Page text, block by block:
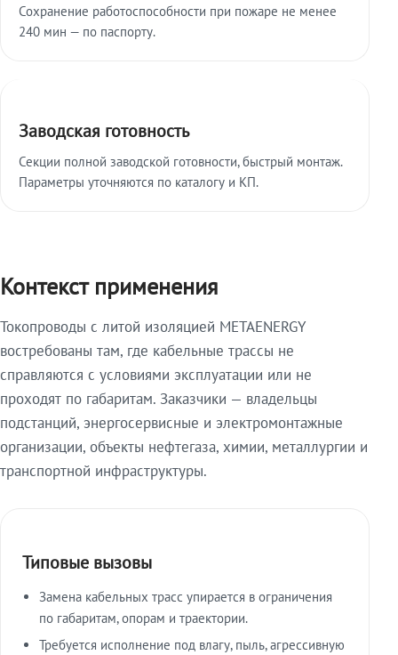
Сохранение работоспособности при пожаре не менее
240 мин — по паспорту.
Заводская готовность
Секции полной заводской готовности, быстрый монтаж.
Параметры уточняются по каталогу и КП.
Контекст применения
Токопроводы с литой изоляцией METAENERGY
востребованы там, где кабельные трассы не
справляются с условиями эксплуатации или не
проходят по габаритам. Заказчики — владельцы
подстанций, энергосервисные и электромонтажные
организации, объекты нефтегаза, химии, металлургии и
транспортной инфраструктуры.
Типовые вызовы
Замена кабельных трасс упирается в ограничения
по габаритам, опорам и траектории.
Требуется исполнение под влагу, пыль, агрессивную